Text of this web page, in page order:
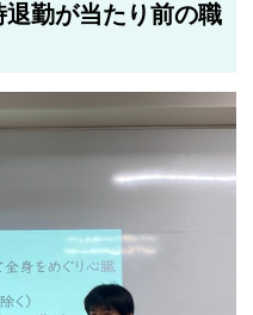
勤が当たり前の職